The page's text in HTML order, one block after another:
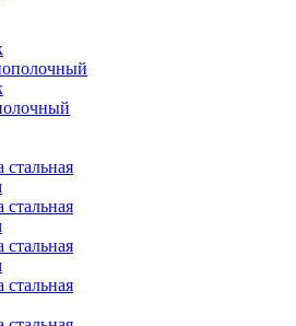
стальная
стальная
стальная
стальная